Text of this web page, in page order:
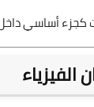
كجزء أساسي
الفيزياء